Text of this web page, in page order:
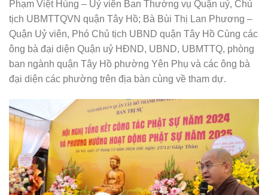
Phạm Việt Hùng – Uỷ viên Ban Thường vụ Quận uỷ, Chủ
tịch UBMTTQVN quận Tây Hồ; Bà Bùi Thị Lan Phương –
Quận Uỷ viên, Phó Chủ tịch UBND quận Tây Hồ Cùng các
ông bà đại diện Quận uỷ HĐND, UBND, UBMTTQ, phòng
ban ngành quận Tây Hồ phường Yên Phụ và các ông bà
đại diện các phường trên địa bàn cùng về tham dự.